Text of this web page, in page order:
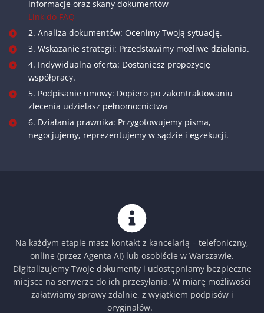
informacje oraz skany dokumentów
Link do FAQ
2. Analiza dokumentów: Ocenimy Twoją sytuację.
3. Wskazanie strategii: Przedstawimy możliwe działania.
4. Indywidualna oferta: Dostaniesz propozycję
współpracy.
5. Podpisanie umowy: Dopiero po zakontraktowaniu
zlecenia udzielasz pełnomocnictwa
6. Działania prawnika: Przygotowujemy pisma,
negocjujemy, reprezentujemy w sądzie i egzekucji.
Na każdym etapie masz kontakt z kancelarią – telefoniczny,
online (przez Agenta AI) lub osobiście w Warszawie.
Digitalizujemy Twoje dokumenty i udostępniamy bezpieczne
miejsce na serwerze do ich przesyłania. W miarę możliwości
załatwiamy sprawy zdalnie, z wyjątkiem podpisów i
oryginałów.